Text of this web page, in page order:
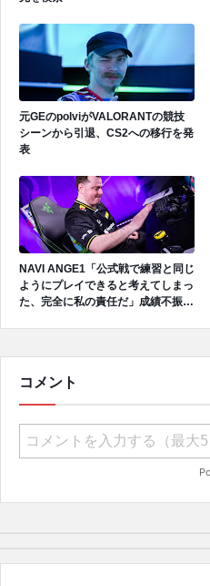
元GEのpolviがVALORANTの競技
シーンから引退、CS2への移行を発
表
NAVI ANGE1「公式戦で練習と同じ
ようにプレイできると考えてしまっ
た、完全に私の責任だ」成績不振を
コメント